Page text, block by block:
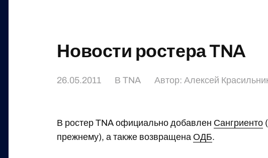
Новости ростера TNA
26.05.2011 ВTNA Автор:Алексей
В ростер TNA официально добавлен Сангриенто
прежнему), а также возвращенаОДБ.